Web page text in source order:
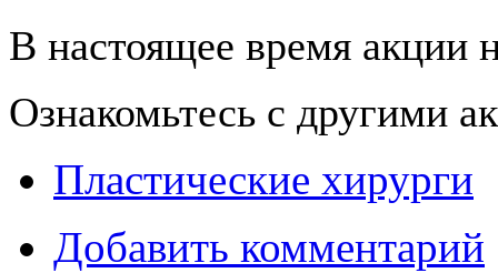
В настоящее время акции
Ознакомьтесь с другими
Пластические хирурги
Добавить комментарий